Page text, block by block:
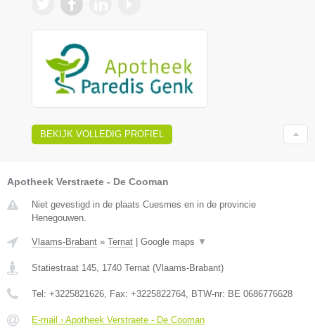
BEKIJK VOLLEDIG PROFIEL
Apotheek Verstraete - De Cooman
Niet gevestigd in de plaats Cuesmes en in de provincie
Henegouwen.
Vlaams-Brabant » Ternat Google maps ▼
Statiestraat 145, 1740 Ternat (Vlaams-Brabant)
Tel: +3225821626, Fax: +3225822764, BTW-nr: BE 0686776628
E-mail › Apotheek Verstraete - De Cooman